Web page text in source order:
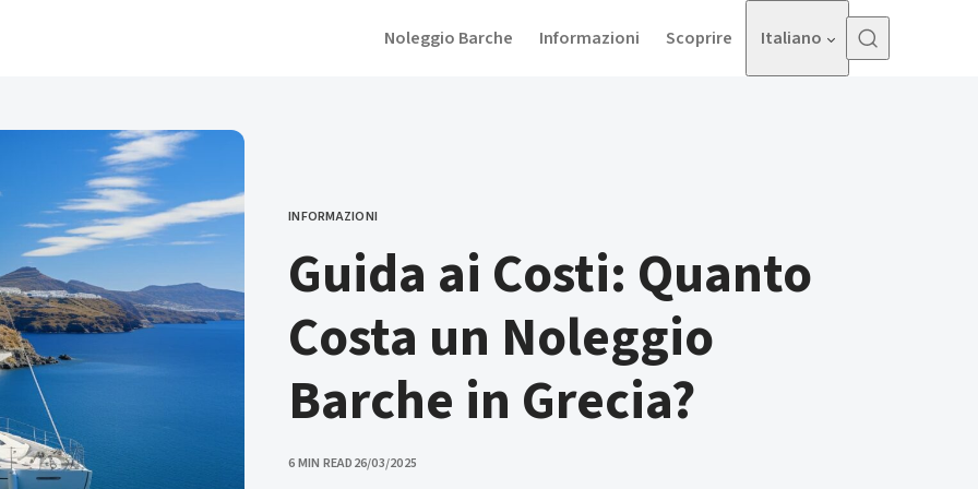
Noleggio Barche Informazioni Scoprire Italiano
CATEGORY
INFORMAZIONI
Guida ai Costi: Quanto
Costa un Noleggio
Barche in Grecia?
6 MIN READPUBLISHED
26/03/2025